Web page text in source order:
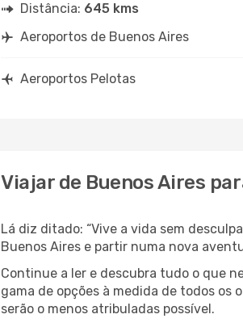
Distância: 645 kms
Aeroportos de Buenos Aires
Aeroportos Pelotas
Viajar de Buenos Aires
Lá diz ditado: “Vive a vida sem
Buenos Aires e partir numa nova
Continue a ler e descubra tudo o que
gama de opções à medida de todos os
serão o menos atribuladas possível.